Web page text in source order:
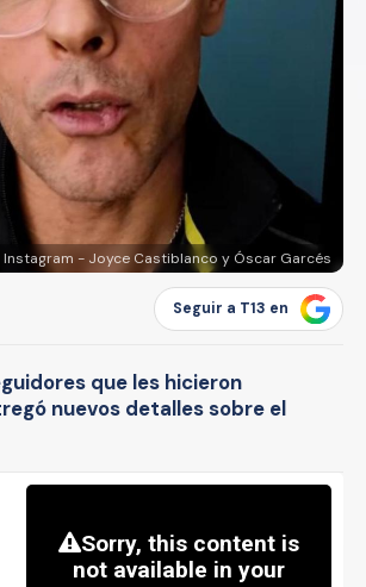
Instagram - Joyce Castiblanco y Óscar Garcés
Seguir a T13 en
que les hicieron
nuevos detalles sobre el